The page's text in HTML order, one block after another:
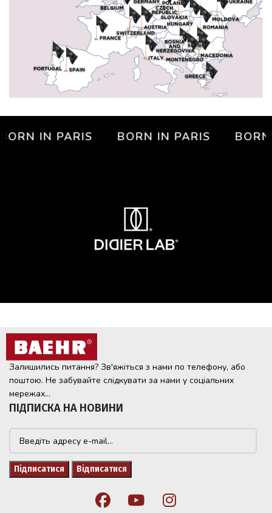
IN PARIS BORN IN PARIS BORN
Залишились питання? Зв'яжіться з нами по телефону, або
поштою. Не забувайте слідкувати за нами у соціальних
мережах...
ПІДПИСКА НА НОВИНИ